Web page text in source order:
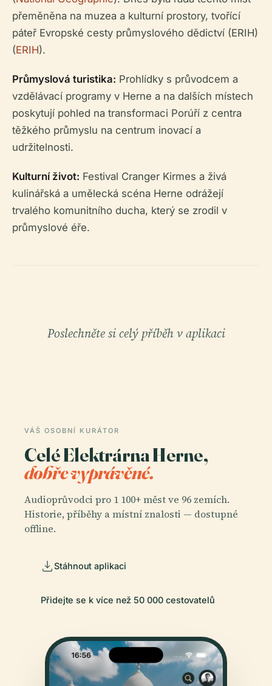
přeměněna na muzea a kulturní prostory, tvořící
páteř Evropské cesty průmyslového dědictví (ERIH)
(ERIH).
Průmyslová turistika: Prohlídky s průvodcem a
vzdělávací programy v Herne a na dalších místech
poskytují pohled na transformaci Porúří z centra
těžkého průmyslu na centrum inovací a
udržitelnosti.
Kulturní život: Festival Cranger Kirmes a živá
kulinářská a umělecká scéna Herne odrážejí
trvalého komunitního ducha, který se zrodil v
průmyslové éře.
Poslechněte si celý příběh v aplikaci
VÁŠ OSOBNÍ KURÁTOR
Celé Elektrárna Herne,
dobře vyprávěné.
Audioprůvodci pro 1 100+ měst ve 96 zemích.
Historie, příběhy a místní znalosti — dostupné
offline.
Stáhnout aplikaci
Přidejte se k více než 50 000 cestovatelů